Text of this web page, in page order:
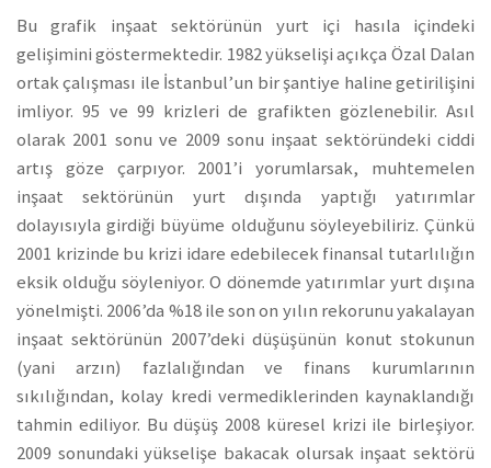
Bu grafik inşaat sektörünün yurt içi hasıla içindeki
gelişimini göstermektedir. 1982 yükselişi açıkça Özal Dalan
ortak çalışması ile İstanbul’un bir şantiye haline getirilişini
imliyor. 95 ve 99 krizleri de grafikten gözlenebilir. Asıl
olarak 2001 sonu ve 2009 sonu inşaat sektöründeki ciddi
artış göze çarpıyor. 2001’i yorumlarsak, muhtemelen
inşaat sektörünün yurt dışında yaptığı yatırımlar
dolayısıyla girdiği büyüme olduğunu söyleyebiliriz. Çünkü
2001 krizinde bu krizi idare edebilecek finansal tutarlılığın
eksik olduğu söyleniyor. O dönemde yatırımlar yurt dışına
yönelmişti. 2006’da %18 ile son on yılın rekorunu yakalayan
inşaat sektörünün 2007’deki düşüşünün konut stokunun
(yani arzın) fazlalığından ve finans kurumlarının
sıkılığından, kolay kredi vermediklerinden kaynaklandığı
tahmin ediliyor. Bu düşüş 2008 küresel krizi ile birleşiyor.
2009 sonundaki yükselişe bakacak olursak inşaat sektörü